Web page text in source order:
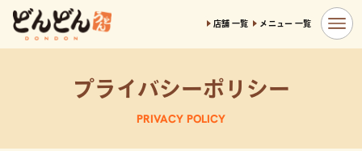
プライバシーポリシー
PRIVACY POLICY
店舗 一覧 メニュー 一覧